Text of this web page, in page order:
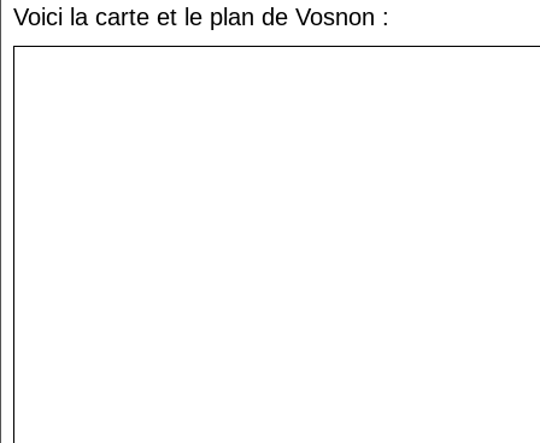
Voici la carte et le plan de Vosnon :